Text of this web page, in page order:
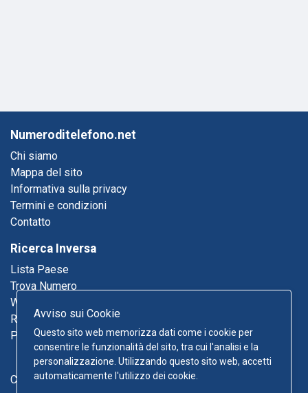
Avviso sui Cookie
Questo sito web memorizza dati come i cookie per
consentire le funzionalità del sito, tra cui l'analisi e la
personalizzazione. Utilizzando questo sito web, accetti
automaticamente l'utilizzo dei cookie.
Numeroditelefono.net
Chi siamo
Mappa del sito
Informativa sulla privacy
Termini e condizioni
Contatto
Ricerca Inversa
Lista Paese
Trova Numero
Who Called Me
Ricerca Email
Pagine Gialle
Contatto